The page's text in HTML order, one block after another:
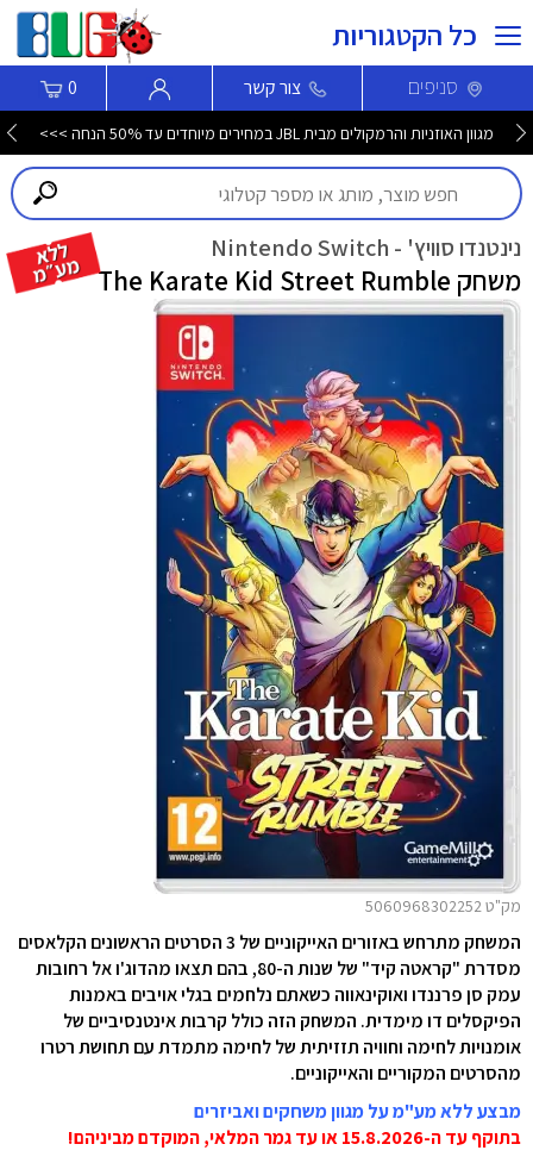
כל הקטגוריות
סניפים צור קשר 0
מגוון האוזניות והרמקולים מבית JBL במחירים מיוחדים עד 50% הנחה >>>
נינטנדו סוויץ' - Nintendo Switch
משחק The Karate Kid Street Rumble
מק"ט 5060968302252
המשחק מתרחש באזורים האייקוניים של 3 הסרטים הראשונים הקלאסים
מסדרת "קראטה קיד" של שנות ה-80, בהם תצאו מהדוג'ו אל רחובות
עמק סן פרננדו ואוקינאווה כשאתם נלחמים בגלי אויבים באמנות
הפיקסלים דו מימדית. המשחק הזה כולל קרבות אינטנסיביים של
אומנויות לחימה וחוויה תזזיתית של לחימה מתמדת עם תחושת רטרו
מהסרטים המקוריים והאייקוניים.
מבצע ללא מע"מ על מגוון משחקים ואביזרים
בתוקף עד ה-15.8.2026 או עד גמר המלאי, המוקדם מביניהם!